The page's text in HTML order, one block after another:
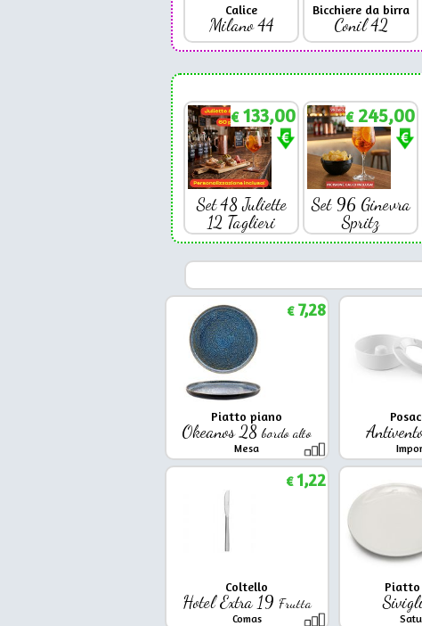
Calice
Milano 44
Bicchiere da birra
Conil 42
€133,00
Set 48 Juliette
12 Taglieri
€245,00
Set 96 Ginevra
Spritz
Piatto piano
Okeanos 28 bordo alto
Mesa
€7,28
Coltello
Hotel Extra 19 Frutta
Comas
€1,22